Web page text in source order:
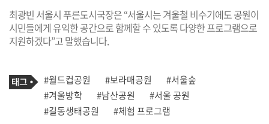
최광빈 서울시 푸른도시국장은 “서울시는 겨울철 비수기에도 공원이
시민들에게 유익한 공간으로 함께할 수 있도록 다양한 프로그램으로
지원하겠다”고 말했습니다.
기
사
관
련
태
태
그
#월드컵공원 #보라매공원
#서울숲
#겨울방학
#남산공원
#서울 공원
#길동생태공원
#체험 프로그램